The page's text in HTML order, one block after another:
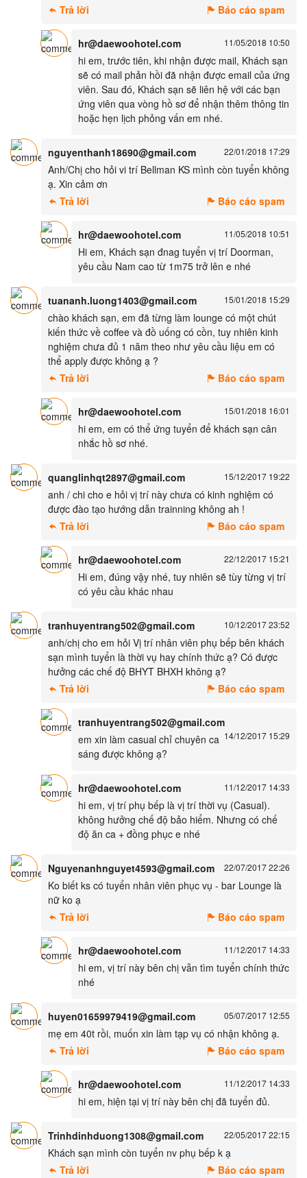
Trả lời
Báo cáo spam
hr@daewoohotel.com 11/05/2018 10:50
hi em, trước tiên, khi nhận được mail, Khách sạn
sẽ có mail phản hồi đã nhận được email của ứng
viên. Sau đó, Khách sạn sẽ liên hệ với các bạn
ứng viên qua vòng hồ sơ để nhận thêm thông tin
hoặc hẹn lịch phỏng vấn em nhé.
nguyenthanh18690@gmail.com 22/01/2018 17:29
Anh/Chị cho hỏi vi trí Bellman KS mình còn tuyển không
ạ. Xin cảm ơn
Trả lời
Báo cáo spam
hr@daewoohotel.com 11/05/2018 10:51
Hi em, Khách sạn đnag tuyển vị trí Doorman,
yêu cầu Nam cao từ 1m75 trở lên e nhé
tuananh.luong1403@gmail.com 15/01/2018 15:29
chào khách sạn, em đã từng làm lounge có một chút
kiến thức về coffee và đồ uống có cồn, tuy nhiên kinh
nghiệm chưa đủ 1 năm theo như yêu cầu liệu em có
thể apply được không ạ ?
Trả lời
Báo cáo spam
hr@daewoohotel.com 15/01/2018 16:01
hi em, em có thể ứng tuyển để khách sạn cân
nhắc hồ sơ nhé.
quanglinhqt2897@gmail.com 15/12/2017 19:22
anh / chi cho e hỏi vị trí này chưa có kinh nghiệm có
được đào tạo hướng dẫn trainning không ah !
Trả lời
Báo cáo spam
hr@daewoohotel.com 22/12/2017 15:21
Hi em, đúng vậy nhé, tuy nhiên sẽ tùy từng vị trí
có yêu cầu khác nhau
tranhuyentrang502@gmail.com 10/12/2017 23:52
anh/chị cho em hỏi Vị trí nhân viên phụ bếp bên khách
sạn mình tuyển là thời vụ hay chính thức ạ? Có được
hưởng các chế độ BHYT BHXH không ạ?
Trả lời
Báo cáo spam
tranhuyentrang502@gmail.com
14/12/2017 15:29
em xin làm casual chỉ chuyên ca
sáng được không ạ?
hr@daewoohotel.com 11/12/2017 14:33
hi em, vị trí phụ bếp là vị trí thời vụ (Casual).
không hưởng chế độ bảo hiểm. Nhưng có chế
độ ăn ca + đồng phục e nhé
Nguyenanhnguyet4593@gmail.com 22/07/2017 22:26
Ko biết ks có tuyển nhân viên phục vụ - bar Lounge là
nữ ko ạ
Trả lời
Báo cáo spam
hr@daewoohotel.com 11/12/2017 14:33
hi em, vị trí này bên chị vẫn tìm tuyển chính thức
nhé
huyen01659979419@gmail.com 05/07/2017 12:55
mẹ em 40t rồi, muốn xin làm tạp vụ có nhận không ạ.
Trả lời
Báo cáo spam
hr@daewoohotel.com 11/12/2017 14:33
hi em, hiện tại vị trí này bên chị đã tuyển đủ.
Trinhdinhduong1308@gmail.com 22/05/2017 22:15
Khách sạn mình còn tuyển nv phụ bếp k ạ
Trả lời
Báo cáo spam